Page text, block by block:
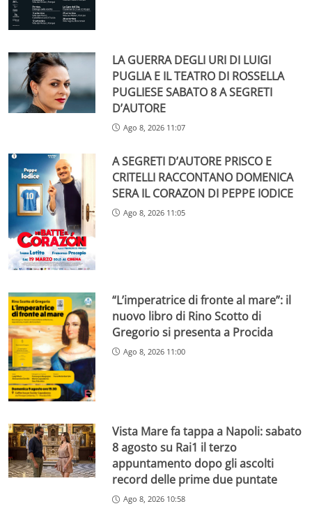
LA GUERRA DEGLI URI DI LUIGI
PUGLIA E IL TEATRO DI ROSSELLA
PUGLIESE SABATO 8 A SEGRETI
D’AUTORE
Ago 8, 2026 11:07
A SEGRETI D’AUTORE PRISCO E
CRITELLI RACCONTANO DOMENICA
SERA IL CORAZON DI PEPPE IODICE
Ago 8, 2026 11:05
“L’imperatrice di fronte al mare”: il
nuovo libro di Rino Scotto di
Gregorio si presenta a Procida
Ago 8, 2026 11:00
Vista Mare fa tappa a Napoli: sabato
8 agosto su Rai1 il terzo
appuntamento dopo gli ascolti
record delle prime due puntate
Ago 8, 2026 10:58